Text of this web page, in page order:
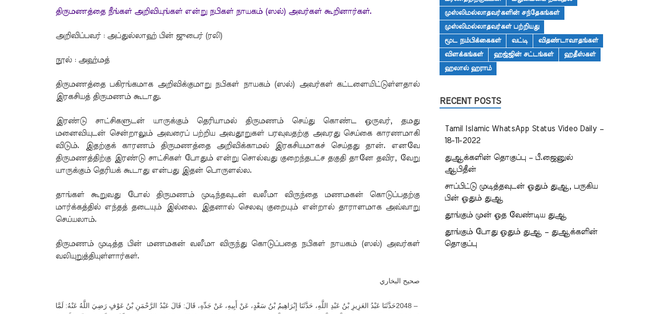
திருமணத்தை நீங்கள் அறிவியுங்கள் என்று நபிகள் நாயகம் (ஸல்) அவர்கள் கூறினார்கள்.
அறிவிப்பவர் : அப்துல்லாஹ் பின் ஜுபைர் (ரலி)
நூல் : அஹ்மத்
திருமணத்தை பகிரங்கமாக அறிவிக்குமாறு நபிகள் நாயகம் (ஸல்) அவர்கள் கட்டளையிட்டுள்ளதால்
இரகசியத் திருமணம் கூடாது.
இரண்டு சாட்சிகளுடன் யாருக்கும் தெரியாமல் திருமணம் செய்து கொண்ட ஒருவர், தமது
மனைவியுடன் சென்றாலும் அவரைப் பற்றிய அவதூறுகள் பரவுவதற்கு அவரது செய்கை காரணமாகி
விடும். இதற்குக் காரணம் திருமணத்தை அறிவிக்காமல் இரகசியமாகச் செய்தது தான். எனவே
திருமணத்திற்கு இரண்டு சாட்சிகள் போதும் என்று சொல்வது குறைந்தபட்ச தகுதி தானே தவிர, வேறு
யாருக்கும் தெரியக் கூடாது என்பது இதன் பொருளல்ல.
தாங்கள் கூறுவது போல் திருமணம் முடிந்தவுடன் வலீமா விருந்தை மணமகன் கொடுப்பதற்கு
மார்க்கத்தில் எந்தத் தடையும் இல்லை. இதனால் செலவு குறையும் என்றால் தாராளமாக அவ்வாறு
செய்யலாம்.
திருமணம் முடித்த பின் மணமகன் வலீமா விருந்து கொடுப்பதை நபிகள் நாயகம் (ஸல்) அவர்கள்
வலியுறுத்தியுள்ளார்கள்.
صحيح البخاري
2048 –حَدَّثَنَا عَبْدُ العَزِيزِ بْنُ عَبْدِ اللَّهِ، حَدَّثَنَا إِبْرَاهِيمُ بْنُ سَعْدٍ، عَنْ أَبِيهِ، عَنْ جَدِّهِ، قَالَ: قَالَ عَبْدُ الرَّحْمَنِ بْنُ عَوْفٍ رَضِيَ اللَّهُ عَنْهُ: لَمَّا
முஸ்லிமல்லாதவர்களின் சந்தேகங்கள்
முஸ்லிமல்லாதவர்கள் பற்றியது
மூட நம்பிக்கைகள்
வட்டி
விதண்டாவாதங்கள்
விளக்கங்கள்
ஹஜ்ஜின் சட்டங்கள்
ஹதீஸ்கள்
ஹலால் ஹராம்
RECENT POSTS
Tamil Islamic WhatsApp Status Video Daily –
18-11-2022
துஆக்களின் தொகுப்பு – பீ.ஜைனுல்
ஆபிதீன்
சாப்பிட்டு முடித்தவுடன் ஓதும் துஆ, பருகிய
பின் ஓதும் துஆ
தூங்கும் முன் ஓத வேண்டிய துஆ
தூங்கும் போது ஓதும் துஆ – துஆக்களின்
தொகுப்பு